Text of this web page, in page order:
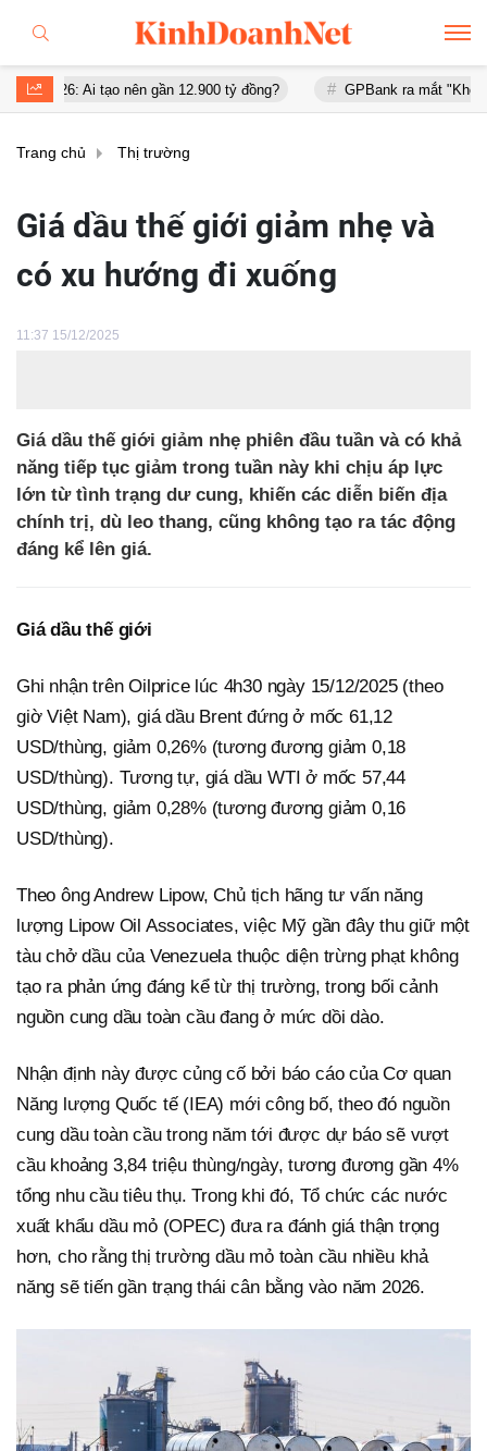
tạo nên gần 12.900 tỷ đồng? GPBank ra mắt "Khởi đầu an cư",
Trang chủ Thị trường
Giá dầu thế giới giảm nhẹ và
có xu hướng đi xuống
11:37 15/12/2025
Giá dầu thế giới giảm nhẹ phiên đầu tuần và có khả
năng tiếp tục giảm trong tuần này khi chịu áp lực
lớn từ tình trạng dư cung, khiến các diễn biến địa
chính trị, dù leo thang, cũng không tạo ra tác động
đáng kể lên giá.
Giá dầu thế giới
Ghi nhận trên Oilprice lúc 4h30 ngày 15/12/2025 (theo
giờ Việt Nam), giá dầu Brent đứng ở mốc 61,12
USD/thùng, giảm 0,26% (tương đương giảm 0,18
USD/thùng). Tương tự, giá dầu WTI ở mốc 57,44
USD/thùng, giảm 0,28% (tương đương giảm 0,16
USD/thùng).
Theo ông Andrew Lipow, Chủ tịch hãng tư vấn năng
lượng Lipow Oil Associates, việc Mỹ gần đây thu giữ một
tàu chở dầu của Venezuela thuộc diện trừng phạt không
tạo ra phản ứng đáng kể từ thị trường, trong bối cảnh
nguồn cung dầu toàn cầu đang ở mức dồi dào.
Nhận định này được củng cố bởi báo cáo của Cơ quan
Năng lượng Quốc tế (IEA) mới công bố, theo đó nguồn
cung dầu toàn cầu trong năm tới được dự báo sẽ vượt
cầu khoảng 3,84 triệu thùng/ngày, tương đương gần 4%
tổng nhu cầu tiêu thụ. Trong khi đó, Tổ chức các nước
xuất khẩu dầu mỏ (OPEC) đưa ra đánh giá thận trọng
hơn, cho rằng thị trường dầu mỏ toàn cầu nhiều khả
năng sẽ tiến gần trạng thái cân bằng vào năm 2026.